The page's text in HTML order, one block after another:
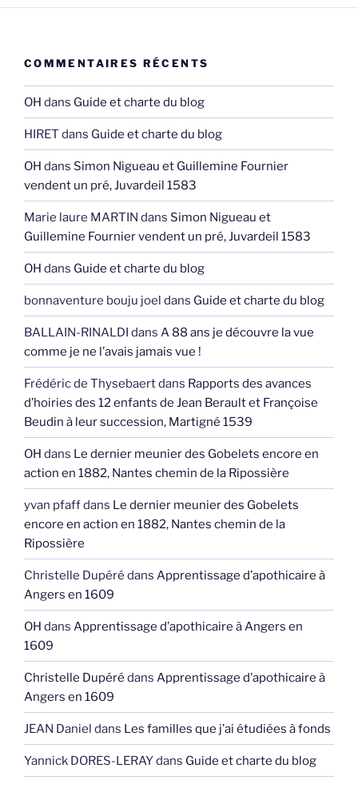
COMMENTAIRES RÉCENTS
OH dans Guide et charte du blog
HIRET dans Guide et charte du blog
OH dans Simon Nigueau et Guillemine Fournier
vendent un pré, Juvardeil 1583
Marie laure MARTIN dans Simon Nigueau et
Guillemine Fournier vendent un pré, Juvardeil 1583
OH dans Guide et charte du blog
bonnaventure bouju joel dans Guide et charte du blog
BALLAIN-RINALDI dans A 88 ans je découvre la vue
comme je ne l’avais jamais vue !
Frédéric de Thysebaertdans Rapports des avances
d’hoiries des 12 enfants de Jean Berault et Françoise
Beudin à leur succession, Martigné 1539
OH dans Le dernier meunier des Gobelets encore en
action en 1882, Nantes chemin de la Ripossière
yvan pfaffdans Le dernier meunier des Gobelets
encore en action en 1882, Nantes chemin de la
Ripossière
Christelle Dupéré dans Apprentissage d’apothicaire à
Angers en 1609
OH dans Apprentissage d’apothicaire à Angers en
1609
Christelle Dupéré dans Apprentissage d’apothicaire à
Angers en 1609
JEAN Daniel dans Les familles que j’ai étudiées à fonds
Yannick DORES-LERAYdans Guide et charte du blog